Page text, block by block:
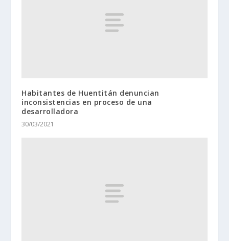
Habitantes de Huentitán denuncian
inconsistencias en proceso de una
desarrolladora
30/03/2021